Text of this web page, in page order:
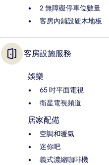
2 無障礙停車位數量
客房內鋪設硬木地板
客房設施服務
娛樂
65 吋平面電視
衛星電視頻道
居家配備
空調和暖氣
迷你吧
義式濃縮咖啡機